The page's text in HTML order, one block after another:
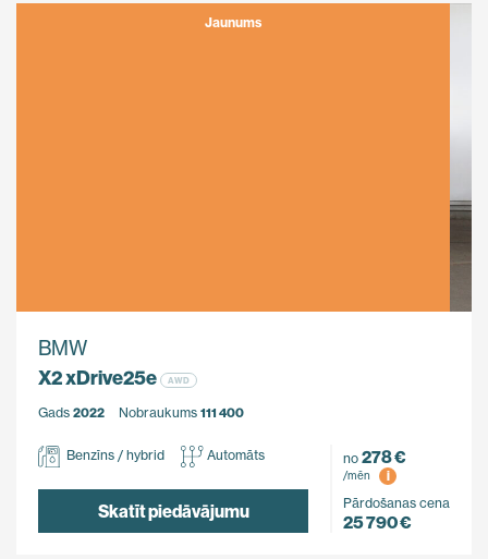
Jaunums
BMW
X2 xDrive25e
AWD
Gads 2022 Nobraukums 111 400
Benzīns / hybrid Automāts
Skatīt piedāvājumu
no 278 €
/mēn
i
Pārdošanas cena
25 790 €